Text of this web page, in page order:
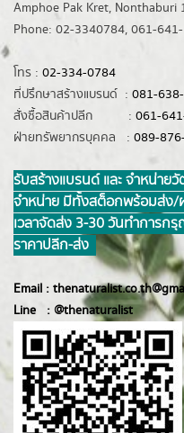
Amphoe Pak Kret, Nonthaburi
Phone: 02-3340784, 061-
โทร : 02-334-0784
ที่ปรึกษาสร้างแบรนด์ : 081-
สั่งซื้อสินค้าปลีก : 061-
ฝ่ายทรัพยากรบุคคล : 089-
รับสร้างแบรนด์ และ จำหน่า
จำหน่าย มีทั้งสต็อกพร้อมส่ง/ผ
เวลาจัดส่ง 3-30 วันทำการ ก
ราคาปลีก-ส่ง
Email :
Line : @thenaturalist